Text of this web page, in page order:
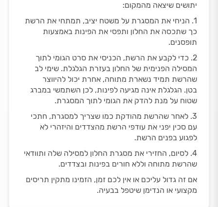
יתושים שיצאה מהמקום:
1. הניחי את המסגרת על משטח יציב, תמתחי את הרשת
כך שתכסה את החלון ותפסי את הפינות באמצעות
תופסנים.
2. כדי לקבע את הרשת, הכניסי את סרט הגומי לתוך
המסילה הפנימית של החלון בעזרת הגלגלת. שימי לב
שהרשת תמיד נשארת מתוחה, אחרת יכול להיווצר
בטן. הגלגלת אינה מגיעה לפינות, לכן השתמשי במברג
שטוח על מנת להדק את הגומי לתוך המסגרת.
3. לאחר שהרשת מהודקת כמו שצריך למסגרת, חתכי
עם סכין יפני את עודפי הרשת מהצדדים והיזהרי לא
לפגוע בפנים הרשת.
4. לסיום, החזירי את מסגרת החלון למסילה שלה ותוודאי
שהרשת מתוחה וללא חורים בפינות ובצדדים.
אם זה גדול עליכם או אין לכם זמן, הזמינו מתקין תריסים
מקצועי או הנדימן שיטפל בבעיה.